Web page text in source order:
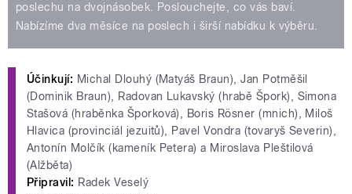
poslechu na dvojnásobek. Poslouchejte, co vás baví.
Nabízíme dva měsíce na poslech i širší nabídku k výběru.
Účinkují: Michal Dlouhý (Matyáš Braun), Jan Potměšil
(Dominik Braun), Radovan Lukavský (hrabě Špork), Simona
Stašová (hraběnka Šporková), Boris Rösner (mnich), Miloš
Hlavica (provinciál jezuitů), Pavel Vondra (tovaryš Severin),
Antonín Molčík (kameník Petera) a Miroslava Pleštilová
(Alžběta)
Připravil: Radek Veselý